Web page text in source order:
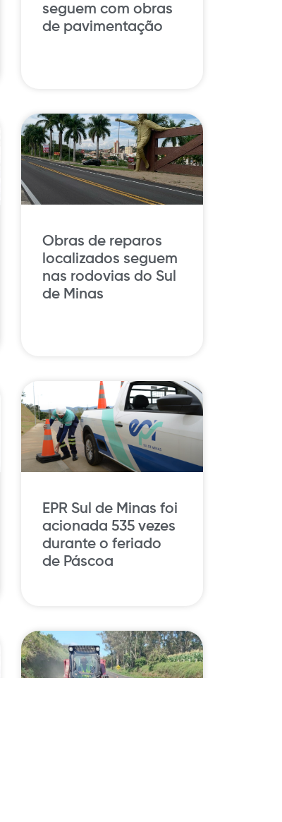
seguem com obras
de pavimentação
Obras de reparos
localizados seguem
nas rodovias do Sul
de Minas
EPR Sul de Minas foi
acionada 535 vezes
durante o feriado
de Páscoa